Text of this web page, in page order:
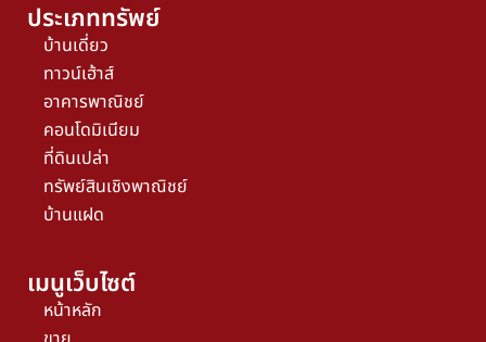
ประเภททรัพย์
บ้านเดี่ยว
ทาวน์เฮ้าส์
อาคารพาณิชย์
คอนโดมิเนียม
ที่ดินเปล่า
ทรัพย์สินเชิงพาณิชย์
บ้านแฝด
เมนูเว็บไซต์
หน้าหลัก